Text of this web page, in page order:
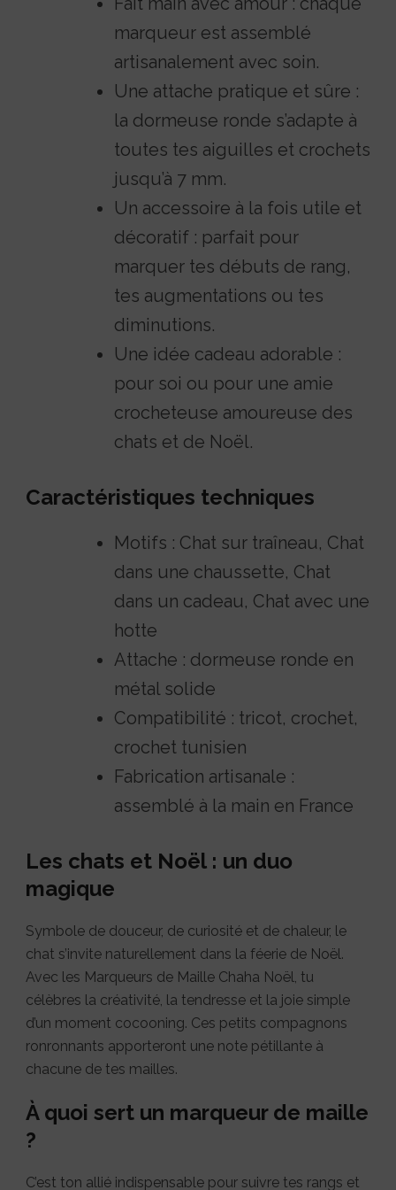
marqueur est assemblé
artisanalement avec soin.
Une attache pratique et sûre :
la dormeuse ronde s’adapte à
toutes tes aiguilles et crochets
jusqu’à 7 mm.
Un accessoire à la fois utile et
décoratif : parfait pour
marquer tes débuts de rang,
tes augmentations ou tes
diminutions.
Une idée cadeau adorable :
pour soi ou pour une amie
crocheteuse amoureuse des
chats et de Noël.
Caractéristiques techniques
Motifs : Chat sur traîneau, Chat
dans une chaussette, Chat
dans un cadeau, Chat avec une
hotte
Attache : dormeuse ronde en
métal solide
Compatibilité : tricot, crochet,
crochet tunisien
Fabrication artisanale :
assemblé à la main en France
Les chats et Noël : un duo
magique
Symbole de douceur, de curiosité et de chaleur, le
chat s’invite naturellement dans la féerie de Noël.
Avec les Marqueurs de Maille Chaha Noël, tu
célèbres la créativité, la tendresse et la joie simple
d’un moment cocooning. Ces petits compagnons
ronronnants apporteront une note pétillante à
chacune de tes mailles.
À quoi sert un marqueur de maille
?
C’est ton allié indispensable pour suivre tes rangs et